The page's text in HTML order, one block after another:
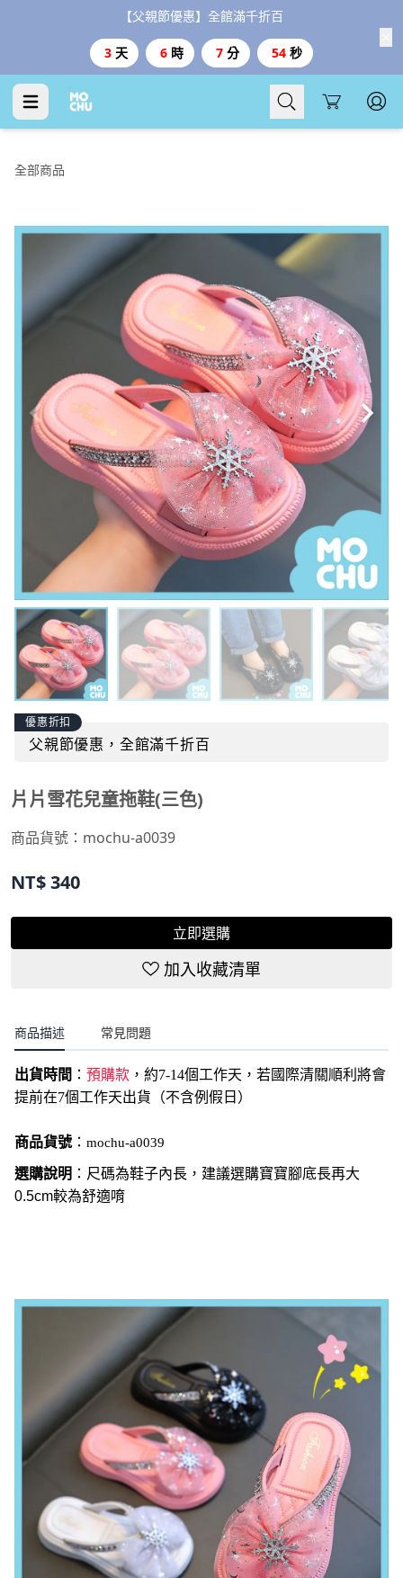
【台灣999、港澳3000免運、1800好禮二選一】
全部商品
優惠折扣
父親節優惠，全館滿千折百
片片雪花兒童拖鞋(三色)
商品貨號：mochu-a0039
NT$340
加入收藏清單
出貨時間 預購款，約7-14個工作天，若國際清關順利將會
提前在7個工作天出貨（不含例假日）
商品貨號：mochu-a0039
選購說明
0.5cm較為舒適唷